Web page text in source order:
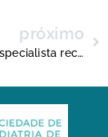
próximo
Café com especialista recebe o Dr. Geraldo Leite